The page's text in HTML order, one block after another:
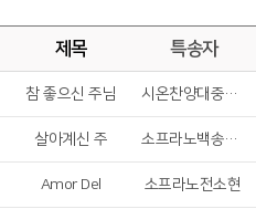
제목 특송자
참 좋으신 주님 시온찬양대중창팀
살아계신 주 소프라노백송윤,테너김재완
Amor Del 소프라노전소현